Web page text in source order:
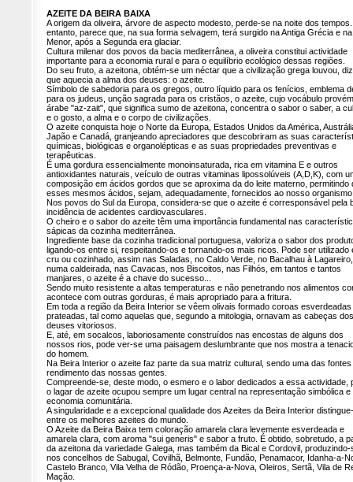
AZEITE DA BEIRA BAIXA
A origem da oliveira, árvore de aspecto modesto, perde-se na noite dos
entanto, parece que, na sua forma selvagem, terá surgido na Antiga Grécia e
Menor, após a Segunda era glaciar.
Cultura milenar dos povos da bacia mediterrânea, a oliveira constitui actividade
importante para a economia rural e para o equilíbrio ecológico dessas regiões.
Do seu fruto, a azeitona, obtém-se um néctar que a civilização grega louvou,
que aquecia a alma dos deuses: o azeite.
Símbolo de sabedoria para os gregos, outro líquido para os fenícios, emblema
para os judeus, unção sagrada para os cristãos, o azeite, cujo vocábulo
árabe "az-zait", que significa sumo de azeitona, concentra o sabor o saber, a
e o gosto, a alma e o corpo de civilizações.
O azeite conquista hoje o Norte da Europa, Estados Unidos da América,
Japão e Canadá, granjeando apreciadores que descobriram as suas
químicas, biológicas e organolépticas e as suas propriedades preventivas e
terapêuticas.
É uma gordura essencialmente monoinsaturada, rica em vitamina E e outros
antioxidantes naturais, veículo de outras vitaminas lipossolúveis (A,D,K), com
composição em ácidos gordos que se aproxima da do leite materno, permitindo
esses mesmos ácidos, sejam, adequadamente, fornecidos ao nosso
Nos povos do Sul da Europa, considera-se que o azeite é corresponsável pela
incidência de acidentes cardiovasculares.
O cheiro e o sabor do azeite têm uma importância fundamental nas
sápicas da cozinha mediterrânea.
Ingrediente base da cozinha tradicional portuguesa, valoriza o sabor dos
ligando-os entre si, respeitando-os e tornando-os mais ricos. Pode ser utilizado
cru ou cozinhado, assim nas Saladas, no Caldo Verde, no Bacalhau à Lagareiro,
numa caldeirada, nas Cavacas, nos Biscoitos, nas Filhós, em tantos e tantos
manjares, o azeite é a chave do sucesso...
Sendo muito resistente a altas temperaturas e não penetrando nos alimentos
acontece com outras gorduras, é mais apropriado para a fritura.
Em toda a região da Beira Interior se vêem olivais formado coroas esverdeadas
prateadas, tal como aquelas que, segundo a mitologia, ornavam as cabeças dos
deuses vitoriosos.
E, até, em socalcos, laboriosamente construídos nas encostas de alguns dos
nossos rios, pode ver-se uma paisagem deslumbrante que nos mostra a
do homem.
Na Beira Interior o azeite faz parte da sua matriz cultural, sendo uma das fontes
rendimento das nossas gentes.
Compreende-se, deste modo, o esmero e o labor dedicados a essa actividade,
o lagar de azeite ocupou sempre um lugar central na representação simbólica e
economia comunitária.
A singularidade e a excepcional qualidade dos Azeites da Beira Interior
entre os melhores azeites do mundo.
O Azeite da Beira Baixa tem coloração amarela clara levemente esverdeada e
amarela clara, com aroma "sui generis" e sabor a fruto. É obtido, sobretudo, a
da azeitona da variedade Galega, mas também da Bical e Cordovil, produzindo-
nos concelhos de Sabugal, Covilhã, Belmonte, Fundão, Penamacor, Idanha-a-
Castelo Branco, Vila Velha de Ródão, Proença-a-Nova, Oleiros, Sertã, Vila de
Mação.